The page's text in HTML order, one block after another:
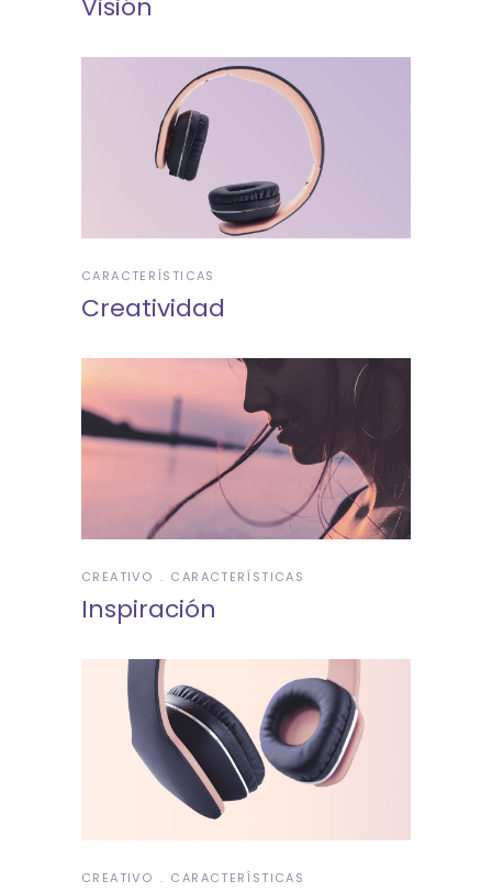
Visión
CARACTERÍSTICAS
Creatividad
CREATIVO CARACTERÍSTICAS
Inspiración
CREATIVO CARACTERÍSTICAS